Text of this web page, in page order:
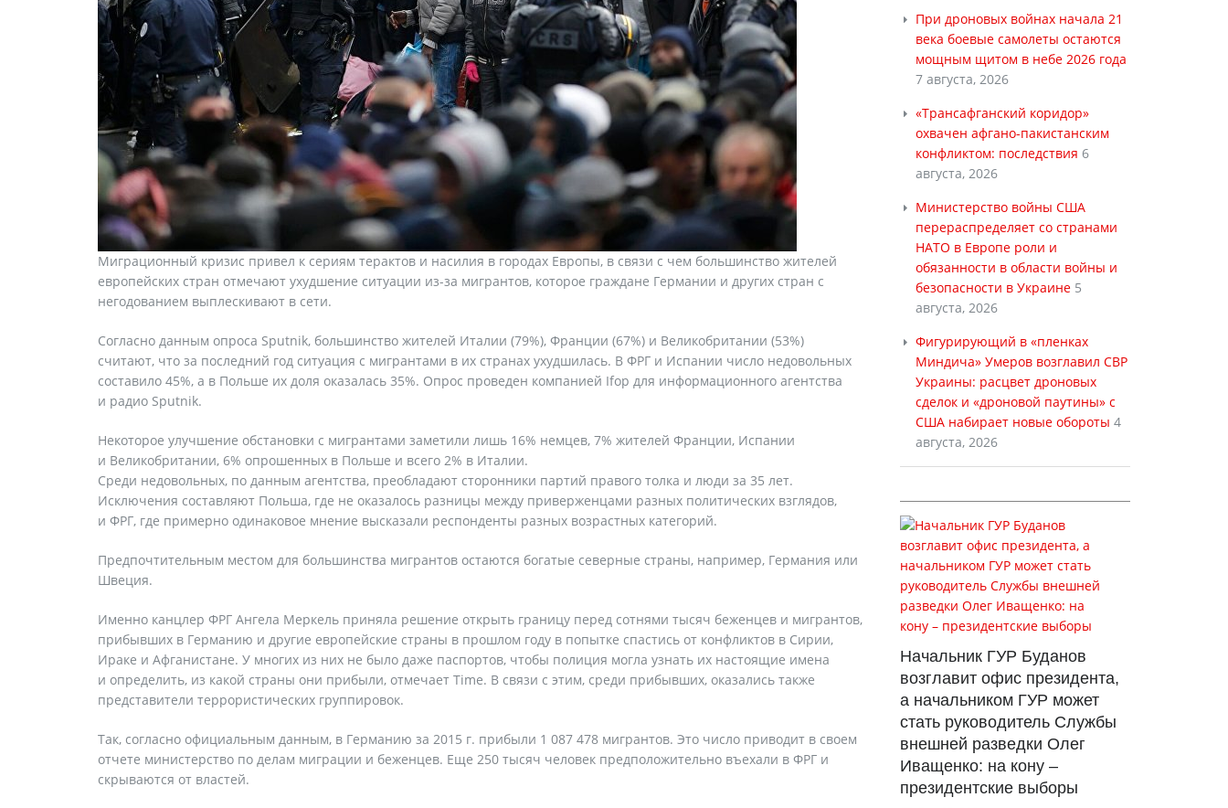
Миграционный кризис привел к сериям терактов и насилия в городах Европы, в связи с чем большинство жителей
европейских стран отмечают ухудшение ситуации из-за мигрантов, которое граждане Германии и других стран с
негодованием выплескивают в сети.
Согласно данным опроса Sputnik, большинство жителей Италии (79%), Франции (67%) и Великобритании (53%)
считают, что за последний год ситуация с мигрантами в их странах ухудшилась. В ФРГ и Испании число недовольных
составило 45%, а в Польше их доля оказалась 35%. Опрос проведен компанией Ifop для информационного агентства
и радио Sputnik.
Некоторое улучшение обстановки с мигрантами заметили лишь 16% немцев, 7% жителей Франции, Испании
и Великобритании, 6% опрошенных в Польше и всего 2% в Италии.
Среди недовольных, по данным агентства, преобладают сторонники партий правого толка и люди за 35 лет.
Исключения составляют Польша, где не оказалось разницы между приверженцами разных политических взглядов,
и ФРГ, где примерно одинаковое мнение высказали респонденты разных возрастных категорий.
Предпочтительным местом для большинства мигрантов остаются богатые северные страны, например, Германия или
Швеция.
Именно канцлер ФРГ Ангела Меркель приняла решение открыть границу перед сотнями тысяч беженцев и мигрантов,
прибывших в Германию и другие европейские страны в прошлом году в попытке спастись от конфликтов в Сирии,
Ираке и Афганистане. У многих из них не было даже паспортов, чтобы полиция могла узнать их настоящие имена
и определить, из какой страны они прибыли, отмечает Time. В связи с этим, среди прибывших, оказались также
представители террористических группировок.
Так, согласно официальным данным, в Германию за 2015 г. прибыли 1 087 478 мигрантов. Это число приводит в своем
отчете министерство по делам миграции и беженцев. Еще 250 тысяч человек предположительно въехали в ФРГ и
скрываются от властей.
При дроновых войнах начала 21
века боевые самолеты остаются
мощным щитом в небе 2026 года
7 августа, 2026
«Трансафганский коридор»
охвачен афгано-пакистанским
конфликтом: последствия 6
августа, 2026
Министерство войны США
перераспределяет со странами
НАТО в Европе роли и
обязанности в области войны и
безопасности в Украине 5
августа, 2026
Фигурирующий в «пленках
Миндича» Умеров возглавил СВР
Украины: расцвет дроновых
сделок и «дроновой паутины» с
США набирает новые обороты 4
августа, 2026
Начальник ГУР Буданов
возглавит офис президента,
а начальником ГУР может
стать руководитель Службы
внешней разведки Олег
Иващенко: на кону –
президентские выборы